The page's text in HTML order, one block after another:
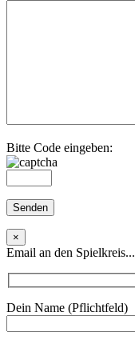
Bitte Code eingeben:
×
Email an den Spielkreis...
Dein Name (Pflichtfeld)